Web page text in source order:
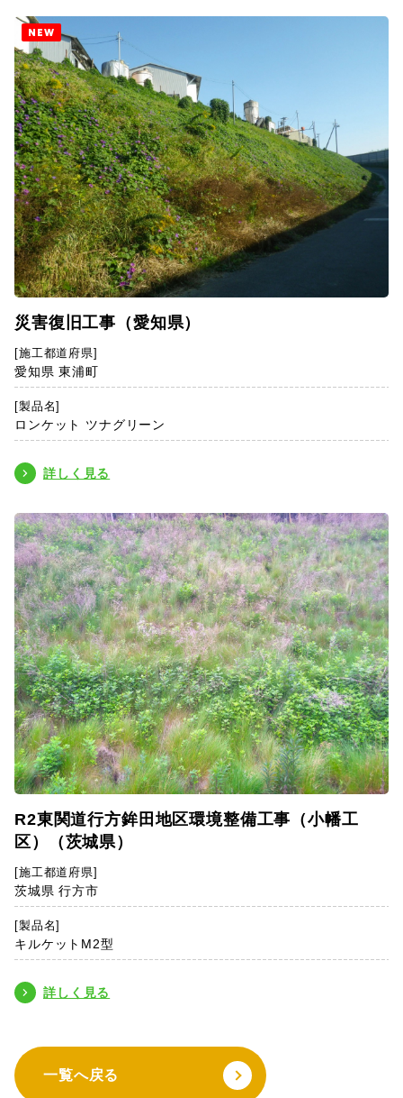
NEW
災害復旧工事（愛知県）
[施工都道府県]
愛知県 東浦町
[製品名]
ロンケット ツナグリーン
詳しく見る
R2東関道行方鉾田地区環境整備工事（小幡工
区）（茨城県）
[施工都道府県]
茨城県 行方市
[製品名]
キルケットM2型
詳しく見る
一覧へ戻る